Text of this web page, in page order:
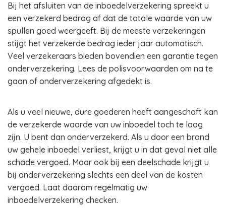
Bij het afsluiten van de inboedelverzekering spreekt u
een verzekerd bedrag af dat de totale waarde van uw
spullen goed weergeeft. Bij de meeste verzekeringen
stijgt het verzekerde bedrag ieder jaar automatisch.
Veel verzekeraars bieden bovendien een garantie tegen
onderverzekering. Lees de polisvoorwaarden om na te
gaan of onderverzekering afgedekt is.
Als u veel nieuwe, dure goederen heeft aangeschaft kan
de verzekerde waarde van uw inboedel toch te laag
zijn. U bent dan onderverzekerd. Als u door een brand
uw gehele inboedel verliest, krijgt u in dat geval niet alle
schade vergoed. Maar ook bij een deelschade krijgt u
bij onderverzekering slechts een deel van de kosten
vergoed. Laat daarom regelmatig uw
inboedelverzekering checken.